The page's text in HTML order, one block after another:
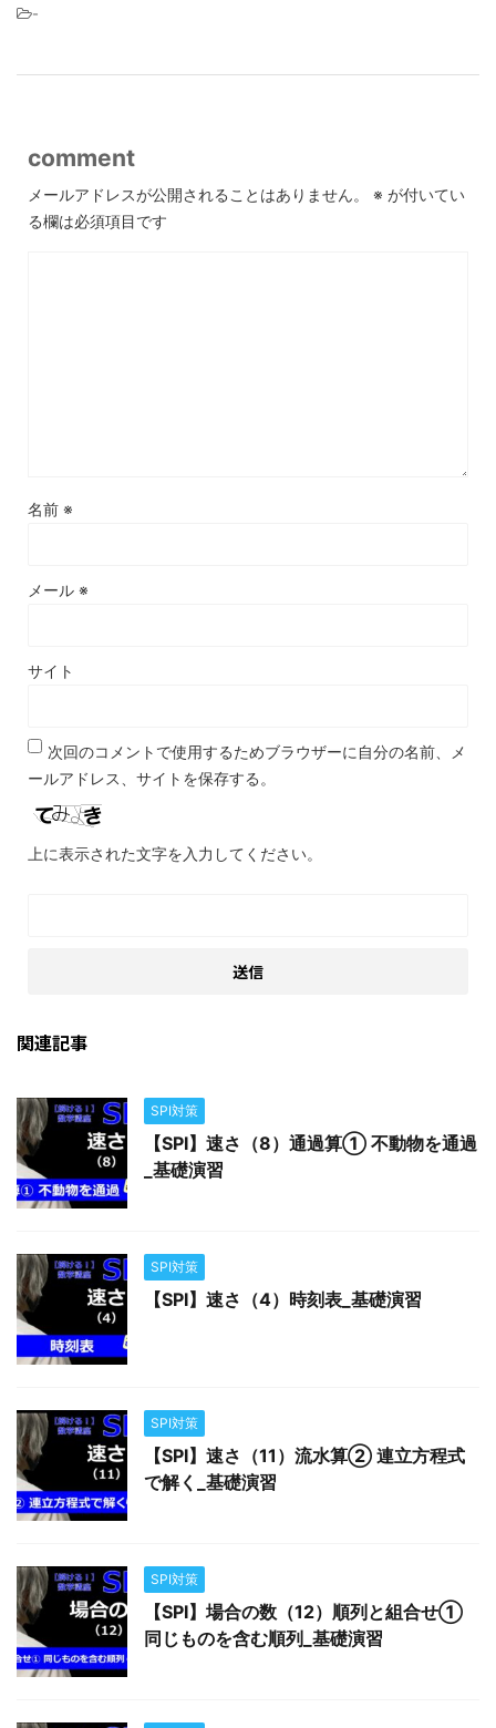
-
comment
メールアドレスが公開されることはありません。 ※ が付いてい
る欄は必須項目です
名前 ※
メール ※
サイト
次回のコメントで使用するためブラウザーに自分の名前、メ
ールアドレス、サイトを保存する。
上に表示された文字を入力してください。
関連記事
SPI対策
【SPI】速さ（8）通過算① 不動物を通過
_基礎演習
SPI対策
【SPI】速さ（4）時刻表_基礎演習
SPI対策
【SPI】速さ（11）流水算② 連立方程式
で解く_基礎演習
SPI対策
【SPI】場合の数（12）順列と組合せ①
同じものを含む順列_基礎演習